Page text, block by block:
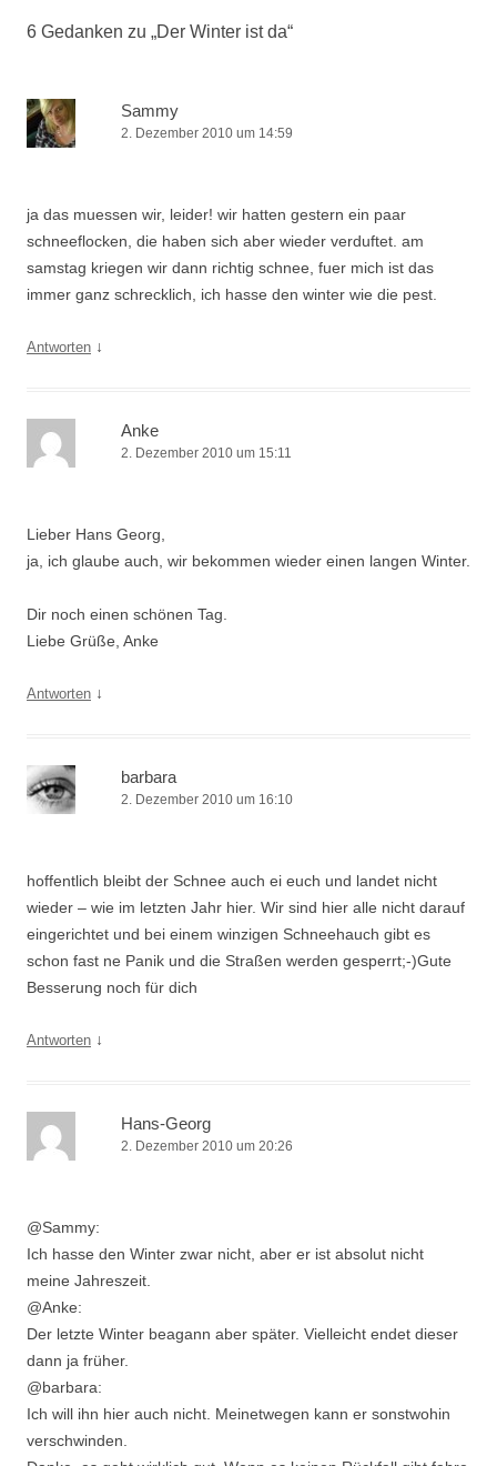
6 Gedanken zu „Der Winter ist da“
Sammy
2. Dezember 2010 um 14:59
ja das muessen wir, leider! wir hatten gestern ein paar
schneeflocken, die haben sich aber wieder verduftet. am
samstag kriegen wir dann richtig schnee, fuer mich ist das
immer ganz schrecklich, ich hasse den winter wie die pest.
Antworten ↓
Anke
2. Dezember 2010 um 15:11
Lieber Hans Georg,
ja, ich glaube auch, wir bekommen wieder einen langen Winter.
Dir noch einen schönen Tag.
Liebe Grüße, Anke
Antworten ↓
barbara
2. Dezember 2010 um 16:10
hoffentlich bleibt der Schnee auch ei euch und landet nicht
wieder – wie im letzten Jahr hier. Wir sind hier alle nicht darauf
eingerichtet und bei einem winzigen Schneehauch gibt es
schon fast ne Panik und die Straßen werden gesperrt;-)Gute
Besserung noch für dich
Antworten ↓
Hans-Georg
2. Dezember 2010 um 20:26
@Sammy:
Ich hasse den Winter zwar nicht, aber er ist absolut nicht
meine Jahreszeit.
@Anke:
Der letzte Winter beagann aber später. Vielleicht endet dieser
dann ja früher.
@barbara:
Ich will ihn hier auch nicht. Meinetwegen kann er sonstwohin
verschwinden.